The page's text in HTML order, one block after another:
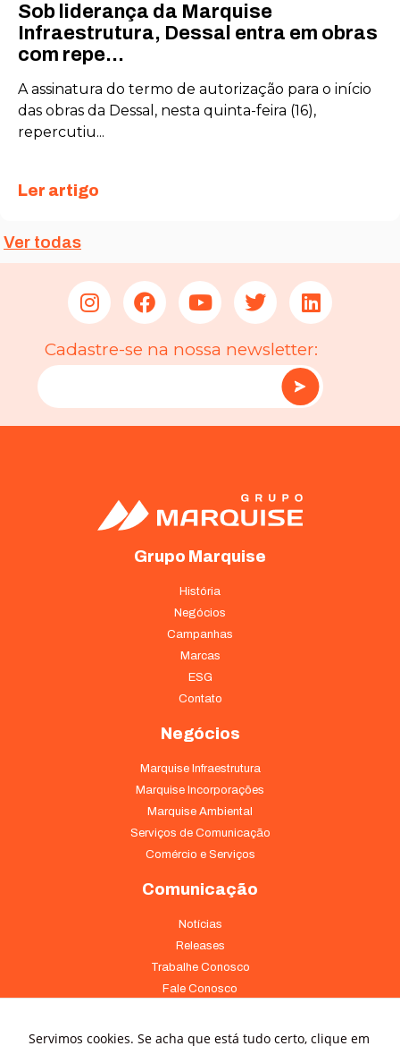
Sob liderança da Marquise
Infraestrutura, Dessal entra em obras
com repe...
A assinatura do termo de autorização para o início
das obras da Dessal, nesta quinta-feira (16),
repercutiu...
Ler artigo
Ver todas
Cadastre-se na nossa newsletter:
Grupo Marquise
História
Negócios
Campanhas
Marcas
ESG
Contato
Negócios
Marquise Infraestrutura
Marquise Incorporações
Marquise Ambiental
Serviços de Comunicação
Comércio e Serviços
Comunicação
Notícias
Releases
Trabalhe Conosco
Fale Conosco
Servimos cookies. Se acha que está tudo certo, clique em
necessários
para o